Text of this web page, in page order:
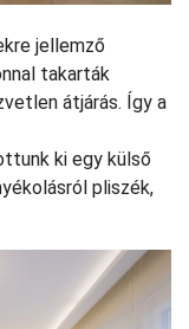
jellemző
takarták
átjárás. Így a
ki egy külső
pliszék,